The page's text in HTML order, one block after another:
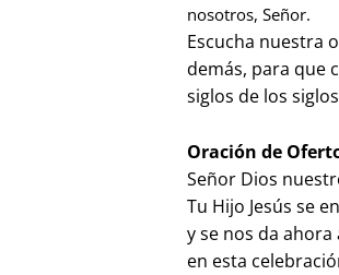
nosotros, Señor.
Escucha nuestra
demás, para que
siglos de los
Oración de
Señor Dios
Tu Hijo Jesús se
y se nos da
en esta